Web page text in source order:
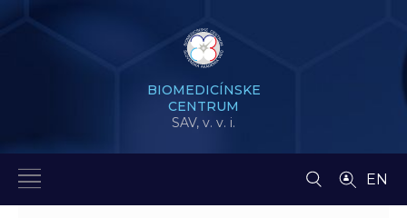
BIOMEDICÍNSKE
CENTRUM
SAV, v. v. i.
EN